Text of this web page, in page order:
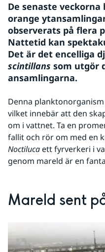
De senaste
orange
observerats på flera
Nattetid kan
Det är det encelliga
scintillans som utgör
ansamlingarna.
Denna
vilket innebär att den
om i vattnet. Ta en
Noctiluca ett fyrverkeri i
genom mareld är en
Mareld sent